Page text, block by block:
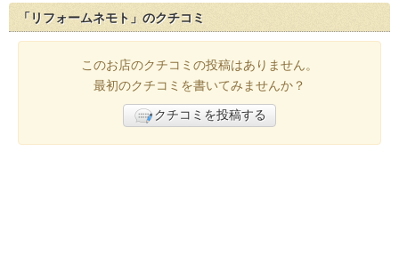
「リフォームネモト」のクチコミ
このお店のクチコミの投稿はありません。
最初のクチコミを書いてみませんか？
クチコミを投稿する